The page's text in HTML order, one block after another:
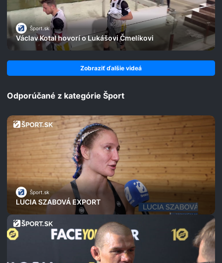
Šport.sk
Václav Kotal hovorí o Lukášovi Čmelíkovi
Zobraziť ďalšie videá
Odporúčané z kategórie Šport
Šport.sk
LUCIA SZABOVÁ EXPORT